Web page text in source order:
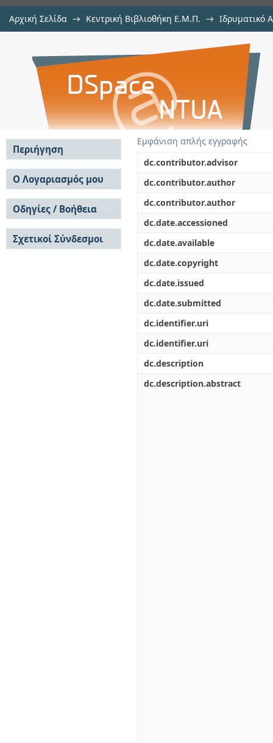
Αρχική Σελίδα → Κεντρική Βιβλιοθήκη Ε.Μ.Π. → Ιδρυματικό
Διερεύνηση
διάταξης δοκιμών αντίρροπα
Εμφάνιση απλής εγγραφής
dc.contributor.advisor
dc.contributor.author
dc.contributor.author
dc.date.accessioned
dc.date.available
dc.date.copyright
dc.date.issued
dc.date.submitted
dc.identifier.uri
dc.identifier.uri
dc.description
dc.description.abstract
Περιήγηση
Σε όλο το DSpace
Κοινότητες & Συλλογές
Ανά Ημερομηνία
Έκδοσης
Συγγραφείς
Τίτλοι
Θέματα
Ο Λογαριασμός μου
Σύνδεση
Εγγραφή
Οδηγίες / Βοήθεια
Οδηγίες Υποβολής
Οδηγίες Χρήσης ΙΑ
Συχνές Ερωτήσεις
Σχετικοί Σύνδεσμοι